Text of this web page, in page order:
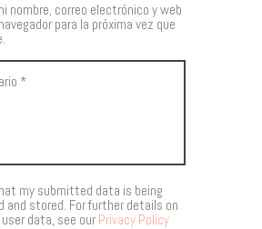
nombre, correo electrónico y web
para la próxima vez que
my submitted data is being
and stored. For further details on
data, see our Privacy Policy